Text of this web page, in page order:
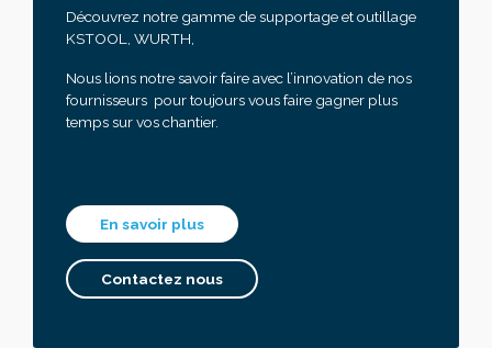
Découvrez notre gamme de supportage et outillage
KSTOOL, WURTH,
Nous lions notre savoir faire avec l’innovation de nos
fournisseurs pour toujours vous faire gagner plus
temps sur vos chantier.
En savoir plus
Contactez nous